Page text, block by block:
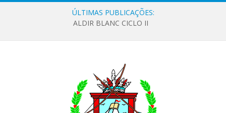
ÚLTIMAS PUBLICAÇÕES:
ALDIR BLANC CICLO II